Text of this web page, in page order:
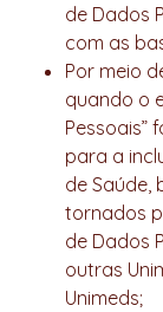
de Dados
com as
Por meio
quando o
Pessoais”
para a
de Saúde,
tornados
de Dados
outras
Unimeds;